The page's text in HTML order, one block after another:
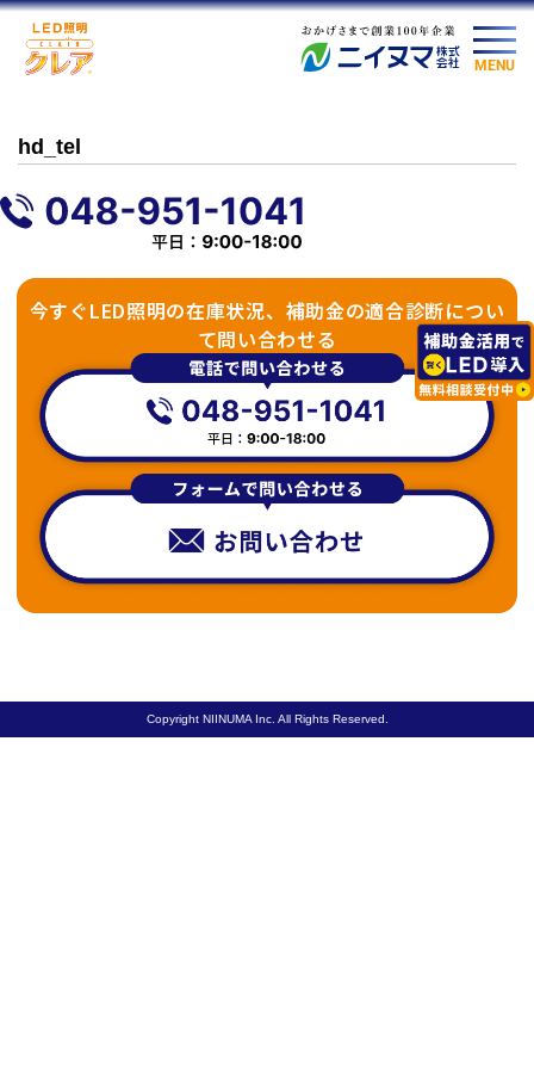
MENU
hd_tel
今すぐLED照明の在庫状況、補助金の適合診断につい
て問い合わせる
Copyright NIINUMA Inc. All Rights Reserved.